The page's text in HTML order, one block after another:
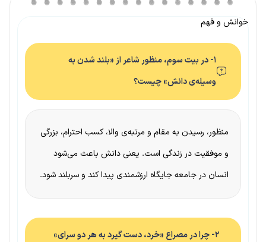
خوانش و فهم
۱- در بیت سوم، منظور شاعر از «بلند شدن به
وسیله‌ی دانش» چیست؟
منظور، رسیدن به مقام و مرتبه‌ی والا، کسب احترام، بزرگی
و موفقیت در زندگی است. یعنی دانش باعث می‌شود
انسان در جامعه جایگاه ارزشمندی پیدا کند و سربلند شود.
۲- چرا در مصراع «خرد، دست گیرد به هر دو سرای»